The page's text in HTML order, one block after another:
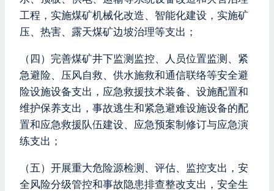
工程，实施煤矿机械化改造、智能化建设，实施矿
压、热害、露天煤矿边坡治理等支出；
（四）完善煤矿井下监测监控、人员位置监测、紧
急避险、压风自救、供水施救和通信联络等安全避
险设施设备支出，应急救援技术装备、设施配置和
维护保养支出，事故逃生和紧急避难设施设备的配
置和应急救援队伍建设、应急预案制修订与应急演
练支出；
（五）开展重大危险源检测、评估、监控支出，安
全风险分级管控和事故隐患排查整改支出，安全生